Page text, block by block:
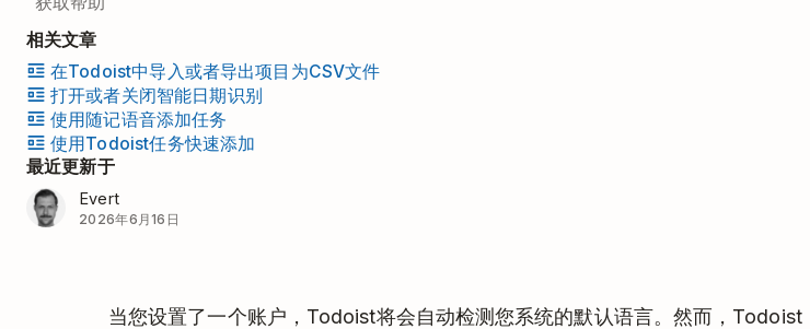
相关文章
在Todoist中导入或者导出项目为CSV文件
打开或者关闭智能日期识别
使用随记语音添加任务
使用Todoist任务快速添加
最近更新于
Evert
2026年6月16日
当您设置了一个账户，Todoist将会自动检测您系统的默认语言。然而，Todoist